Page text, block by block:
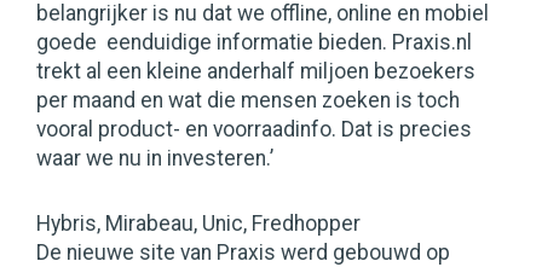
belangrijker is nu dat we offline, online en mobiel
goede eenduidige informatie bieden. Praxis.nl
trekt al een kleine anderhalf miljoen bezoekers
per maand en wat die mensen zoeken is toch
vooral product- en voorraadinfo. Dat is precies
waar we nu in investeren.’
Hybris, Mirabeau, Unic, Fredhopper
De nieuwe site van Praxis werd gebouwd op